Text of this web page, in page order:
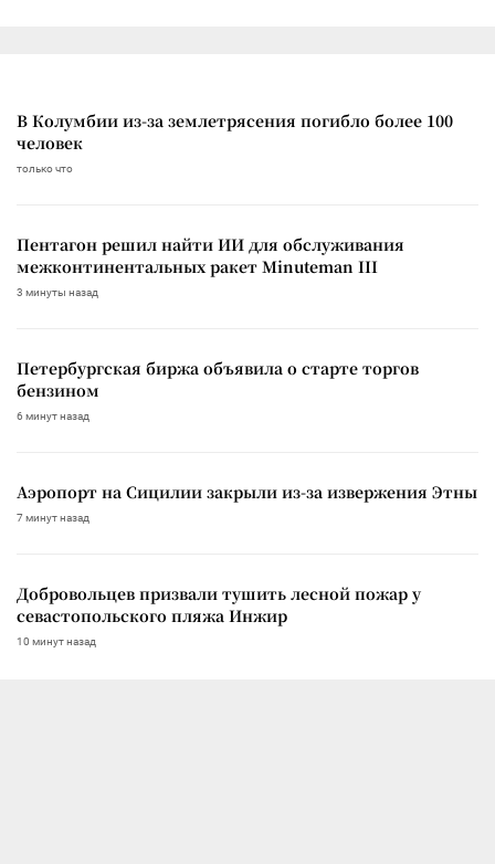
В Колумбии из-за землетрясения погибло более 100
человек
только что
Пентагон решил найти ИИ для обслуживания
межконтинентальных ракет Minuteman III
3 минуты назад
Петербургская биржа объявила о старте торгов
бензином
6 минут назад
Аэропорт на Сицилии закрыли из-за извержения Этны
7 минут назад
Добровольцев призвали тушить лесной пожар у
севастопольского пляжа Инжир
10 минут назад